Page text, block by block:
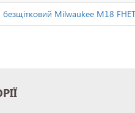
Milwaukee M18